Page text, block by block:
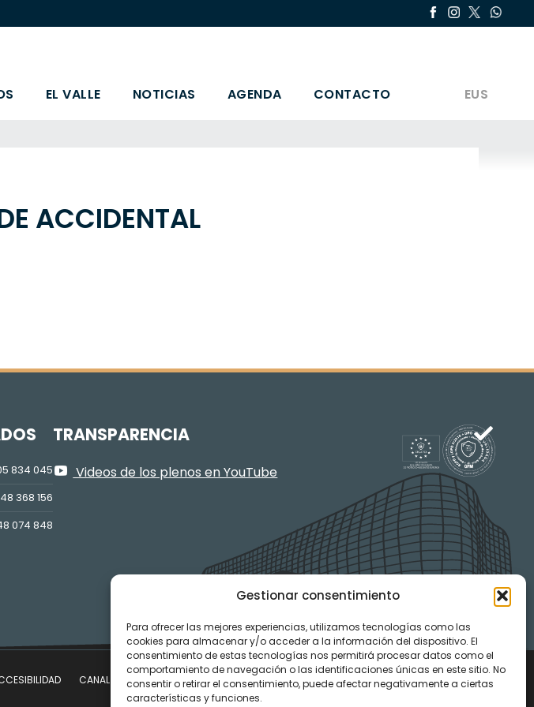
Gestionar consentimiento
Para ofrecer las mejores experiencias, utilizamos tecnologías como las
cookies para almacenar y/o acceder a la información del dispositivo. El
consentimiento de estas tecnologías nos permitirá procesar datos como el
comportamiento de navegación o las identificaciones únicas en este sitio. No
consentir o retirar el consentimiento, puede afectar negativamente a ciertas
características y funciones.
EL VALLE NOTICIAS AGENDA CONTACTO EUS
ACCIDENTAL
834 045
368 156
074 848
TRANSPARENCIA
Videos de los plenos en YouTube
CANAL DE DENUNCIAS